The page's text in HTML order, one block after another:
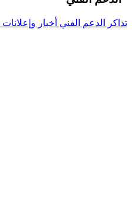
تذاكر الدعم الفني أخبار وإعلانات